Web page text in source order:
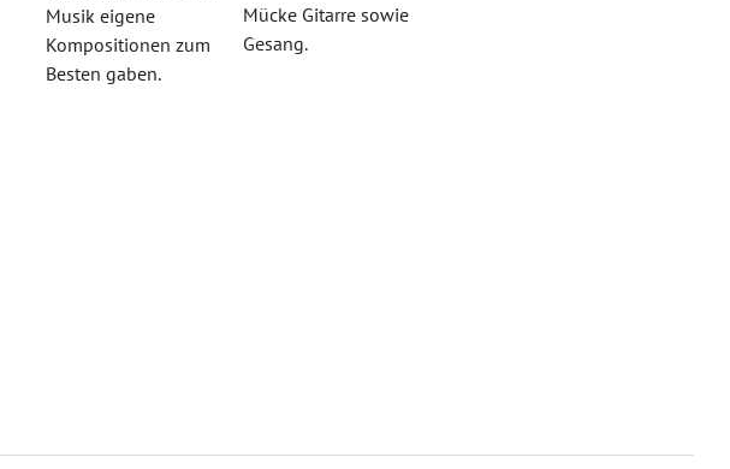
Musik eigene
Kompositionen zum
Besten gaben.
Mücke Gitarre sowie
Gesang.